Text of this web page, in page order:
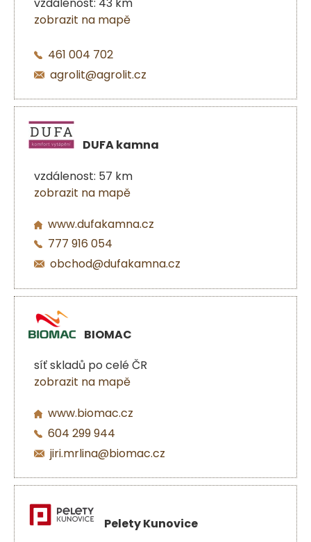
vzdálenost: 43 km
zobrazit na mapě
461 004 702
agrolit@agrolit.cz
DUFA kamna
vzdálenost: 57 km
zobrazit na mapě
www.dufakamna.cz
777 916 054
obchod@dufakamna.cz
BIOMAC
síť skladů po celé ČR
zobrazit na mapě
www.biomac.cz
604 299 944
jiri.mrlina@biomac.cz
Pelety Kunovice